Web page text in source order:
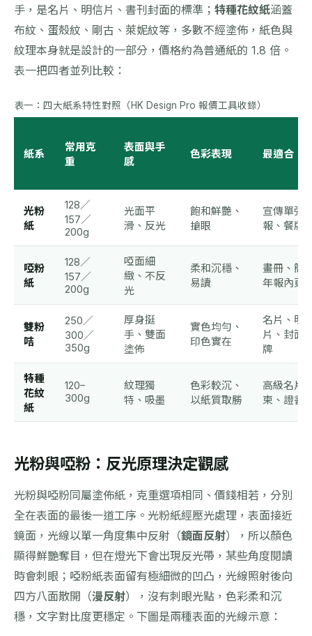
手，是名片、明信片、書刊封面的標準； 特種花紋紙涵蓋
布紋、蛋殼紋、剛古、萊妮紋等，多數不經塗佈，紙色與
紋理本身就是設計的一部分，價格約為普通紙的 1.8 倍。
表一把四者並列比較：
表一：四大紙系特性對照（HK Design Pro 報價工具收錄）
紙系
常用克
重
表面與手
感
色彩表現 最適合
光粉
紙
128／
157／
200g
光面平
滑、反光
飽和鮮艷、
搶眼
宣傳單張
報、餐牌
啞粉
紙
128／
157／
200g
啞面細
緻、不反
光
柔和沉穩、
易讀
畫冊、簡
年報內頁
雙粉
咭
250／
300／
350g
厚身挺
手、雙面
塗佈
實色均勻、
印色實在
名片、明
片、封面
牌
特種
花紋
紙
120–
300g
紋理獨
特、吸墨
色彩較沉、
以紙質取勝
高級名片
柬、證書
光粉與啞粉：反光原理決定觀感
光粉與啞粉同屬塗佈紙，克重選項相同、價錢相若，分別
全在表面的最後一道工序。光粉紙經壓光處理，表面接近
鏡面，光線以單一角度集中反射（鏡面反射），所以顏色
顯得鮮艷奪目，但在燈光下會出現反光帶，某些角度閱讀
時會刺眼；啞粉紙表面留有極細微的凹凸，光線照射後向
四方八面散開（漫反射），沒有刺眼光點，色彩柔和沉
穩，文字對比度更穩定。下圖是兩種表面的光線示意：